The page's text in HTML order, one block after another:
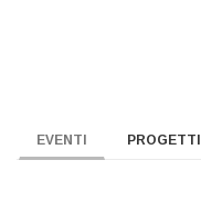
EVENTI PROGETTI